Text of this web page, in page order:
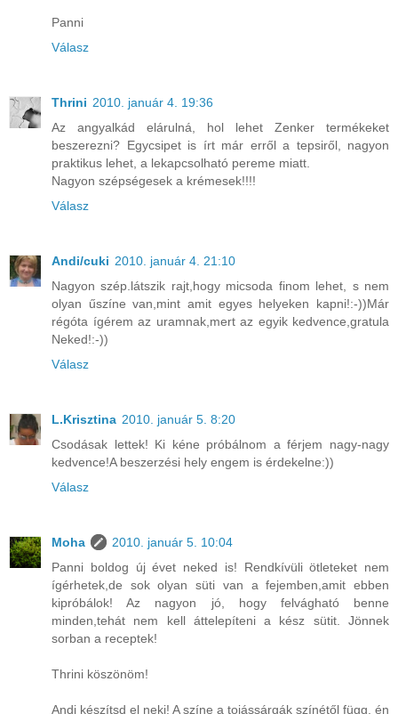
Panni
Válasz
Thrini 2010. január 4. 19:36
Az angyalkád elárulná, hol lehet Zenker termékeket
beszerezni? Egycsipet is írt már erről a tepsiről, nagyon
praktikus lehet, a lekapcsolható pereme miatt.
Nagyon szépségesek a krémesek!!!!
Válasz
Andi/cuki 2010. január 4. 21:10
Nagyon szép.látszik rajt,hogy micsoda finom lehet, s nem
olyan űszíne van,mint amit egyes helyeken kapni!:-))Már
régóta ígérem az uramnak,mert az egyik kedvence,gratula
Neked!:-))
Válasz
L.Krisztina 2010. január 5. 8:20
Csodásak lettek! Ki kéne próbálnom a férjem nagy-nagy
kedvence!A beszerzési hely engem is érdekelne:))
Válasz
Moha
2010. január 5. 10:04
Panni boldog új évet neked is! Rendkívüli ötleteket nem
ígérhetek,de sok olyan süti van a fejemben,amit ebben
kipróbálok! Az nagyon jó, hogy felvágható benne
minden,tehát nem kell áttelepíteni a kész sütit. Jönnek
sorban a receptek!
Thrini köszönöm!
Andi készítsd el neki! A színe a tojássárgák színétől függ, én